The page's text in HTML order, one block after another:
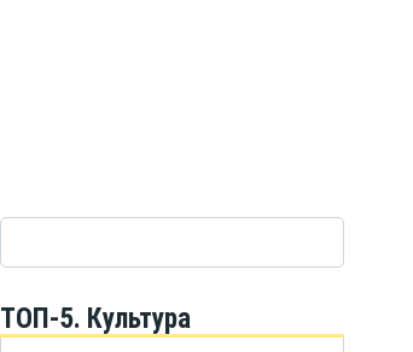
ТОП-5. Культура